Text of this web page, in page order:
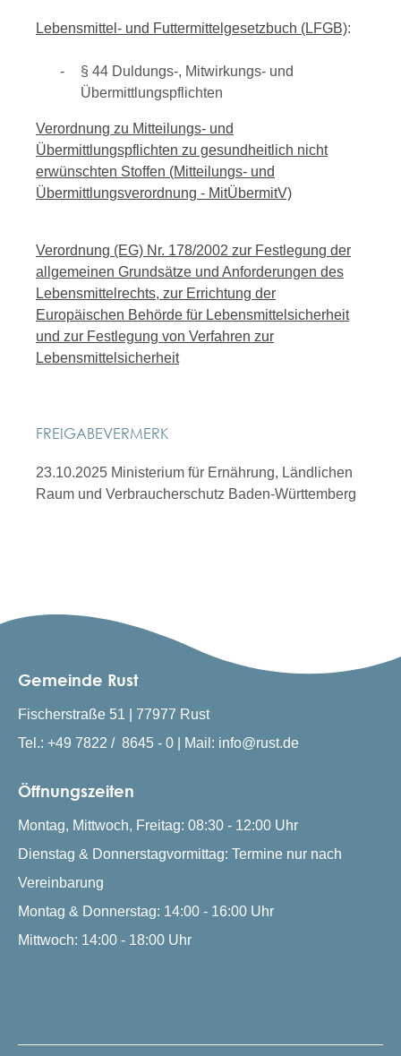
Lebensmittel- und Futtermittelgesetzbuch (LFGB):
§ 44 Duldungs-, Mitwirkungs- und
Übermittlungspflichten
Verordnung zu Mitteilungs- und
Übermittlungspflichten zu gesundheitlich nicht
erwünschten Stoffen (Mitteilungs- und
Übermittlungsverordnung - MitÜbermitV)
Verordnung (EG) Nr. 178/2002 zur Festlegung der
allgemeinen Grundsätze und Anforderungen des
Lebensmittelrechts, zur Errichtung der
Europäischen Behörde für Lebensmittelsicherheit
und zur Festlegung von Verfahren zur
Lebensmittelsicherheit
FREIGABEVERMERK
23.10.2025 Ministerium für Ernährung, Ländlichen
Raum und Verbraucherschutz Baden-Württemberg
Gemeinde Rust
Fischerstraße 51 | 77977 Rust
Tel.: +49 7822 / 8645 - 0 | Mail: info@rust.de
Öffnungszeiten
Montag, Mittwoch, Freitag: 08:30 - 12:00 Uhr
Dienstag & Donnerstagvormittag: Termine nur nach
Vereinbarung
Montag & Donnerstag: 14:00 - 16:00 Uhr
Mittwoch: 14:00 - 18:00 Uhr